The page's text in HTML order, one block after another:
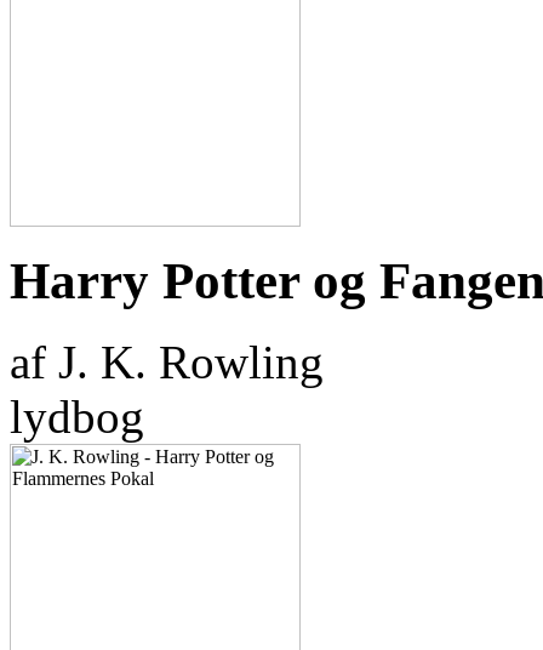
Harry Potter og
af J. K. Rowling
lydbog